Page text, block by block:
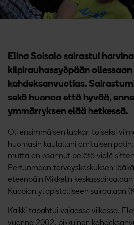
Elina Soisalo sairastui
kilpirauhassyöpään ollessaan
kahdeksanvuotias.
sekä huonoa että hyvää,
ymmärryksen elää hetkessä.
Oli ensimmäisen luokan toiseksi
huomasin kaulallani omituisen
mutta en osannut pelätä vielä
Pertunmaan terveyskeskuksen
eteenpäin Mikkelin
Kuopion yliopistolliseen sairaalaan
Kaikki tapahtui vajaassa viikossa.
vuonna 2002, pikkuinen